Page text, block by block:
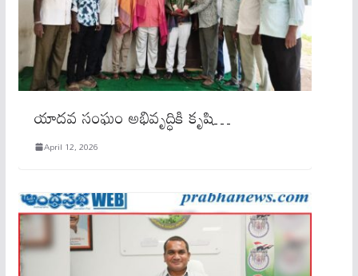
యాదవ సంఘం అభివృద్ధికి కృషి…
April 12, 2026